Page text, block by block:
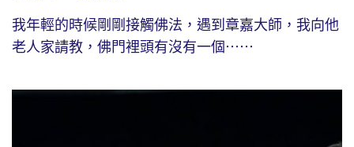
我年輕的時候剛剛接觸佛法，遇到章嘉大師，我向他
老人家請教，佛門裡頭有沒有一個⋯⋯